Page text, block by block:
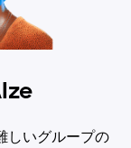
しいグループの